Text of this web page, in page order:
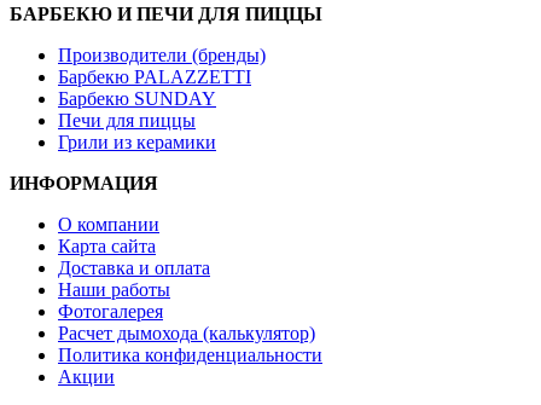
БАРБЕКЮ И ПЕЧИ ДЛЯ ПИЦЦЫ
Производители (бренды)
Барбекю PALAZZETTI
Барбекю SUNDAY
Печи для пиццы
Грили из керамики
ИНФОРМАЦИЯ
О компании
Карта сайта
Доставка и оплата
Наши работы
Фотогалерея
Расчет дымохода (калькулятор)
Политика конфиденциальности
Акции